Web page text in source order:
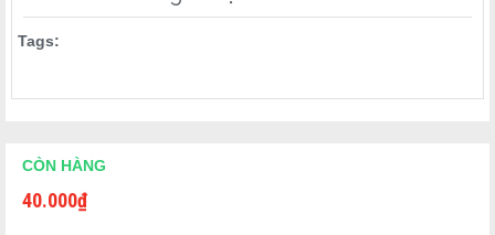
vừa phải, giúp cân bằng vị ngọt và làm nổi bật hương thơm tự
nhiên của đậu đỏ.
Tags:
CÒN HÀNG
40.000₫